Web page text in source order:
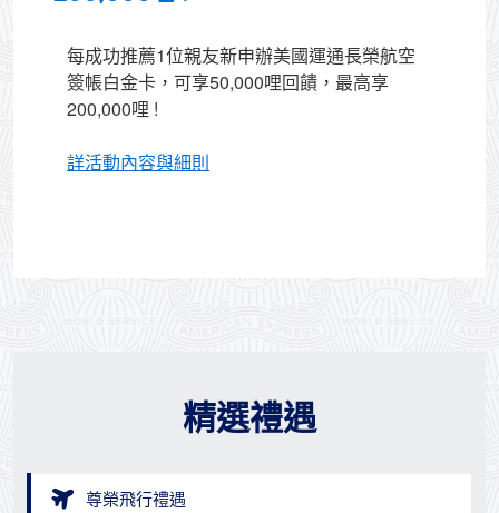
每成功推薦1位親友新申辦美國運通長榮航空
簽帳白金卡，可享50,000哩回饋，最高享
200,000哩 !
詳活動內容與細則
精選禮遇
尊榮飛行禮遇